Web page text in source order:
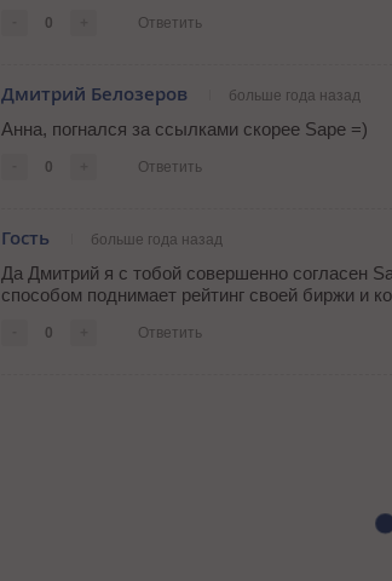
0 Ответить
Дмитрий Белозеров больше года назад
Анна, погнался за ссылками скорее Sape =)
0 Ответить
Гость больше года назад
Да Дмитрий я с тобой совершенно согласен
способом поднимает рейтинг своей биржи и
0 Ответить